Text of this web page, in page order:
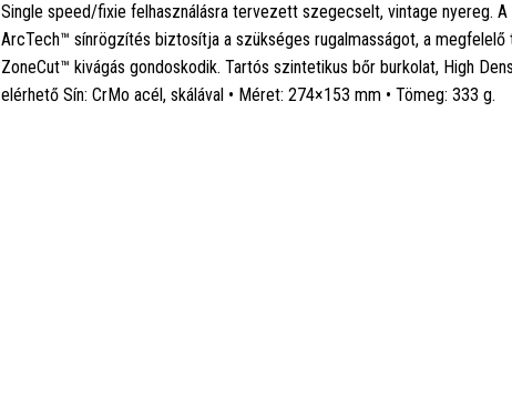
Single speed/fixie felhasználásra tervezett szegecselt, vintage nyereg.
ArcTech™ sínrögzítés biztosítja a szükséges rugalmasságot, a
ZoneCut™ kivágás gondoskodik. Tartós szintetikus bőr burkolat, High
elérhető Sín: CrMo acél, skálával • Méret: 274×153 mm • Tömeg: 333 g.